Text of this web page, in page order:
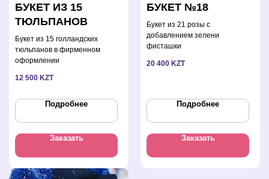
БУКЕТ ИЗ 15
ТЮЛЬПАНОВ
Букет из 15 голландских
тюльпанов в фирменном
оформлении
12 500 KZT
Подробнее
Заказать
БУКЕТ №18
Букет из 21 розы с
добавлением зелени
фисташки
20 400 KZT
Подробнее
Заказать